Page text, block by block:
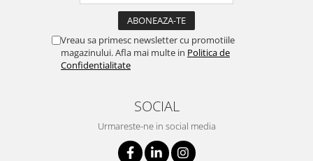
Vreau sa primesc newsletter cu promotiile
magazinului. Afla mai multe in Politica de
Confidentialitate
SOCIAL
Urmareste-ne in social media